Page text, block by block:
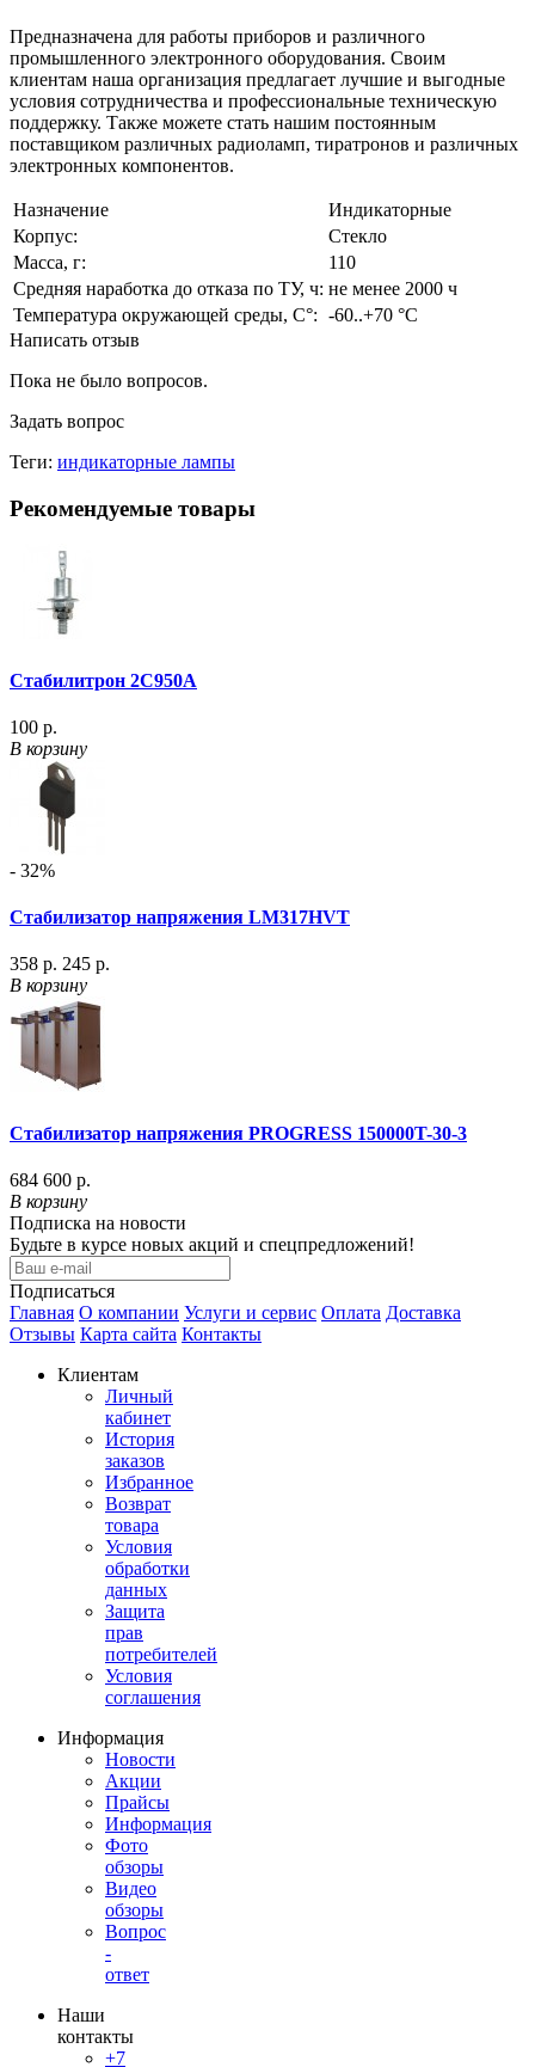
Предназначена для работы приборов и различного
промышленного электронного оборудования. Своим
клиентам наша организация предлагает лучшие и выгодные
условия сотрудничества и профессиональные техническую
поддержку. Также можете стать нашим постоянным
поставщиком различных радиоламп, тиратронов и различных
электронных компонентов.
Назначение
Индикаторные
Корпус:
Стекло
Масса, г:
110
Средняя наработка до отказа по ТУ, ч: не менее 2000 ч
Температура окружающей среды, С°: -60..+70 °С
Написать отзыв
Пока не было вопросов.
Задать вопрос
Теги: индикаторные лампы
Рекомендуемые товары
Стабилитрон 2С950А
100 р.
В корзину
- 32%
Стабилизатор напряжения LM317HVT
358 р. 245 р.
В корзину
Стабилизатор напряжения PROGRESS 150000T-30-3
684 600 р.
В корзину
Подписка на новости
Будьте в курсе новых акций и спецпредложений!
Подписаться
Главная О компании Услуги и сервис Оплата Доставка
Отзывы Карта сайта Контакты
Клиентам
Личный
кабинет
История
заказов
Избранное
Возврат
товара
Условия
обработки
данных
Защита
прав
потребителей
Условия
соглашения
Информация
Новости
Акции
Прайсы
Информация
Фото
обзоры
Видео
обзоры
Вопрос
-
ответ
Наши
контакты
+7